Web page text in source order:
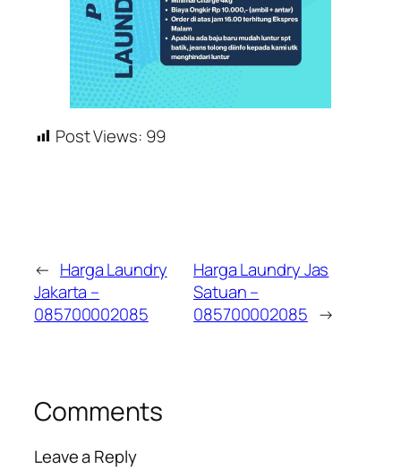
Post Views: 99
← Harga Laundry
Jakarta –
085700002085
Harga Laundry Jas
Satuan –
085700002085 →
Comments
Leave a Reply